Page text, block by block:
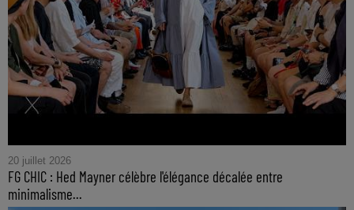
20 juillet 2026
FG CHIC : Hed Mayner célèbre l'élégance décalée entre
minimalisme...